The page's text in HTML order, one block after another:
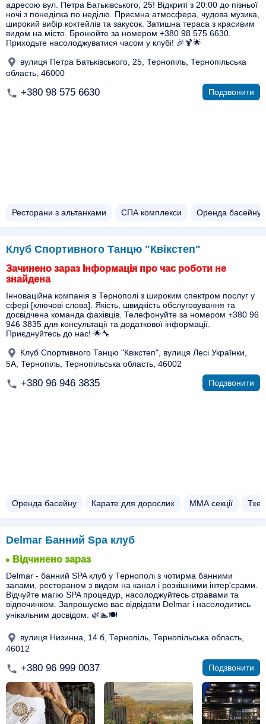
адресою вул. Петра Батьківського, 25! Відкриті з 20:00 до пізньої
ночі з понеділка по неділю. Приємна атмосфера, чудова музика,
широкий вибір коктейлів та закусок. Затишна тераса з красивим
видом на місто. Бронюйте за номером +380 98 575 6630.
Приходьте насолоджуватися часом у клубі! 🎉🍹🌟
вулиця Петра Батьківського, 25, Тернопіль, Тернопільська
область, 46000
+380 98 575 6630 Подзвонити
Ресторани з альтанками СПА комплекси Оренда басейну
Клуб Спортивного Танцю "Квікстеп"
Зачинено зараз Інформація про час роботи не
знайдена
Інноваційна компанія в Тернополі з широким спектром послуг у
сфері [ключові слова]. Якість, швидкість обслуговування та
досвідчена команда фахівців. Телефонуйте за номером +380 96
946 3835 для консультації та додаткової інформації.
Приєднуйтесь до нас! 🌟🔧
Клуб Спортивного Танцю "Квікстеп", вулиця Лесі Українки,
5А, Тернопіль, Тернопільська область, 46002
+380 96 946 3835 Подзвонити
Оренда басейну Карате для дорослих ММА секції
Delmаr Банний Spa клуб
Відчинено зараз
Delmar - банний SPA клуб у Тернополі з чотирма банними
залами, рестораном з видом на канал і розкішними інтер'єрами.
Відчуйте магію SPA процедур, насолоджуйтесь стравами та
відпочинком. Запрошуємо вас відвідати Delmar і насолодитись
унікальним досвідом. 🌿🏊🍽️
вулиця Низинна, 14 б, Тернопіль, Тернопільська область,
46012
+380 96 999 0037 Подзвонити